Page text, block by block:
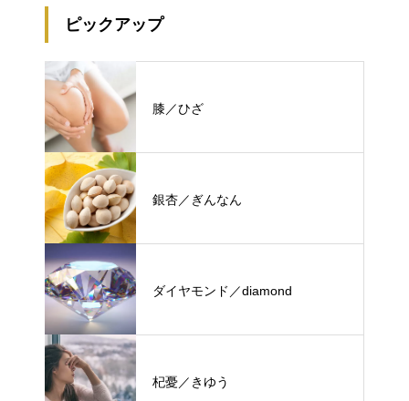
ピックアップ
膝／ひざ
銀杏／ぎんなん
ダイヤモンド／diamond
杞憂／きゆう